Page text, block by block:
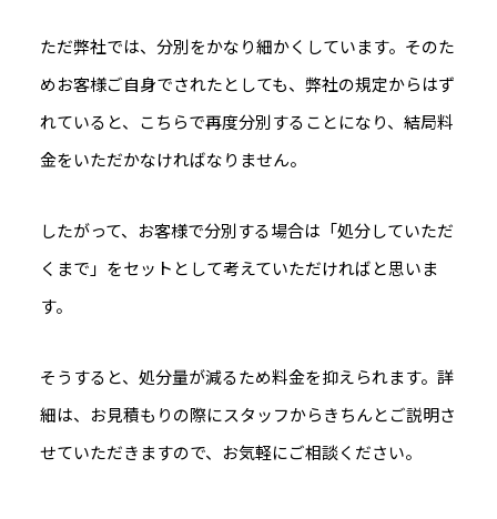
ただ弊社では、分別をかなり細かくしています。そのた
めお客様ご自身でされたとしても、弊社の規定からはず
れていると、こちらで再度分別することになり、結局料
金をいただかなければなりません。
したがって、お客様で分別する場合は「処分していただ
くまで」をセットとして考えていただければと思いま
す。
そうすると、処分量が減るため料金を抑えられます。詳
細は、お見積もりの際にスタッフからきちんとご説明さ
せていただきますので、お気軽にご相談ください。